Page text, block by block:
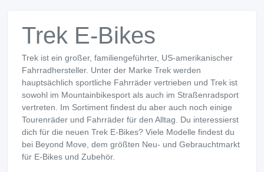
Trek E-Bikes
Trek ist ein großer, familiengeführter, US-amerikanischer
Fahrradhersteller. Unter der Marke Trek werden
hauptsächlich sportliche Fahrräder vertrieben und Trek ist
sowohl im Mountainbikesport als auch im Straßenradsport
vertreten. Im Sortiment findest du aber auch noch einige
Tourenräder und Fahrräder für den Alltag. Du interessierst
dich für die neuen Trek E-Bikes? Viele Modelle findest du
bei Beyond Move, dem größten Neu- und Gebrauchtmarkt
für E-Bikes und Zubehör.